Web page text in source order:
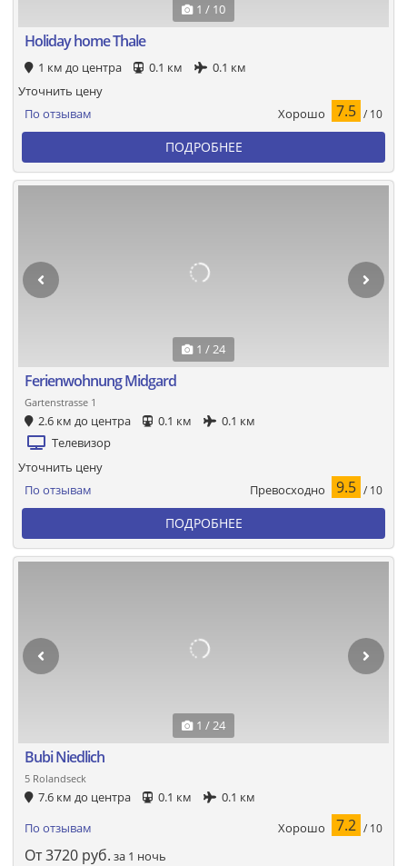
1 / 10
Holiday home Thale
1 км до центра 0.1 км 0.1 км
По отзывам Хорошо 7.5 / 10
Уточнить цену
ПОДРОБНЕЕ
1 / 24
Ferienwohnung Midgard
Gartenstrasse 1
2.6 км до центра 0.1 км
0.1 км
Телевизор
По отзывам Превосходно 9.5 / 10
Уточнить цену
ПОДРОБНЕЕ
1 / 24
Bubi Niedlich
5 Rolandseck
7.6 км до центра 0.1 км
0.1 км
По отзывам
Хорошо 7.2 / 10
От3720 руб. за 1 ночь